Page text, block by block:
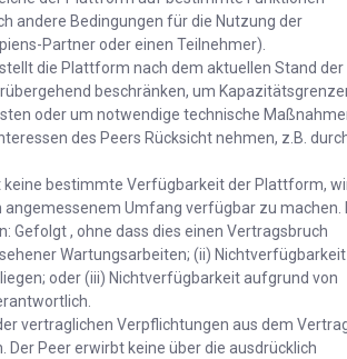
andere Bedingungen für die Nutzung der
Partner oder einen Teilnehmer).
die Plattform nach dem aktuellen Stand der
beschränken, um
oder um notwendige technische
des Peers Rücksicht nehmen, z.B.
bestimmte Verfügbarkeit der Plattform,
Umfang verfügbar zu machen.
, ohne dass dies einen Vertragsbruch
Wartungsarbeiten; (ii) Nichtverfügbarkeit
oder (iii) Nichtverfügbarkeit aufgrund von
vertraglichen Verpflichtungen aus dem
Peer erwirbt keine über die ausdrücklich